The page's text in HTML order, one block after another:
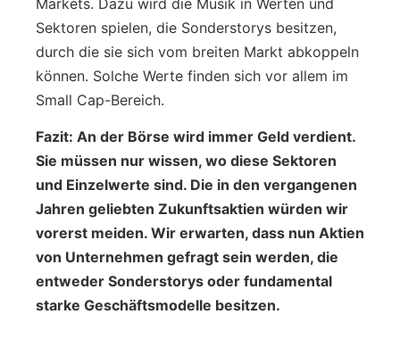
Sektoren spielen, die Sonderstorys besitzen,
durch die sie sich vom breiten Markt abkoppeln
können. Solche Werte finden sich vor allem im
Small Cap-Bereich.
Fazit: An der Börse wird immer Geld verdient.
Sie müssen nur wissen, wo diese Sektoren
und Einzelwerte sind. Die in den vergangenen
Jahren geliebten Zukunftsaktien würden wir
vorerst meiden. Wir erwarten, dass nun Aktien
von Unternehmen gefragt sein werden, die
entweder Sonderstorys oder fundamental
starke Geschäftsmodelle besitzen.